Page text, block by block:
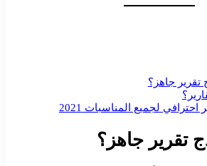
تقرير جاهز؟
احترافي لجميع المناسبات 2021
تقرير جاهز؟